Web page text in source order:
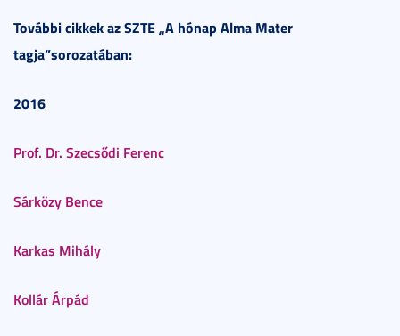
További cikkekaz SZTE „A hónap Alma Mater
tagja”sorozatában:
2016
Prof. Dr. Szecsődi Ferenc
Sárközy Bence
Karkas Mihály
Kollár Árpád